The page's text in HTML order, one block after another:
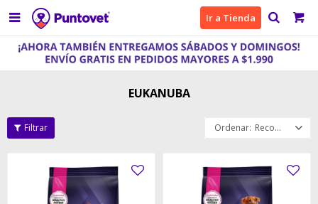
 Ir a Tienda
EUKANUBA
Recomendados